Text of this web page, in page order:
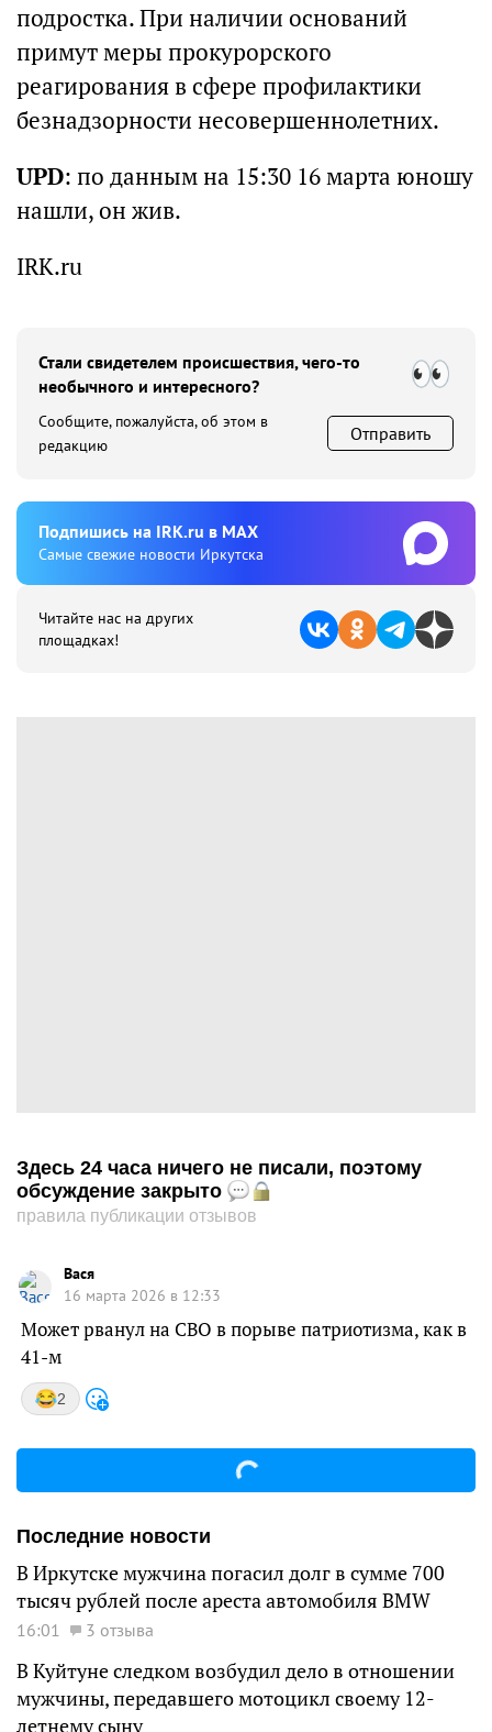
подростка. При наличии оснований
примут меры прокурорского
реагирования в сфере профилактики
безнадзорности несовершеннолетних.
UPD: по данным на 15:30 16 марта юношу
нашли, он жив.
IRK.ru
Стали свидетелем происшествия, чего-то
необычного и интересного?
Сообщите, пожалуйста, об этом в
редакцию
Отправить
Подпишиcь на IRK.ru в MAX
Cамые свежие новости Иркутска
Читайте нас на других
площадках!
Здесь 24 часа ничего не писали, поэтому
обсуждение закрыто
правила публикации отзывов
Вася
16 марта 2026 в 12:33
Может рванул на СВО в порыве патриотизма, как в
41-м
2
Последние новости
В Иркутске мужчина погасил долг в сумме 700
тысяч рублей после ареста автомобиля BMW
16:01 3 отзыва
В Куйтуне следком возбудил дело в отношении
мужчины, передавшего мотоцикл своему 12-
летнему сыну